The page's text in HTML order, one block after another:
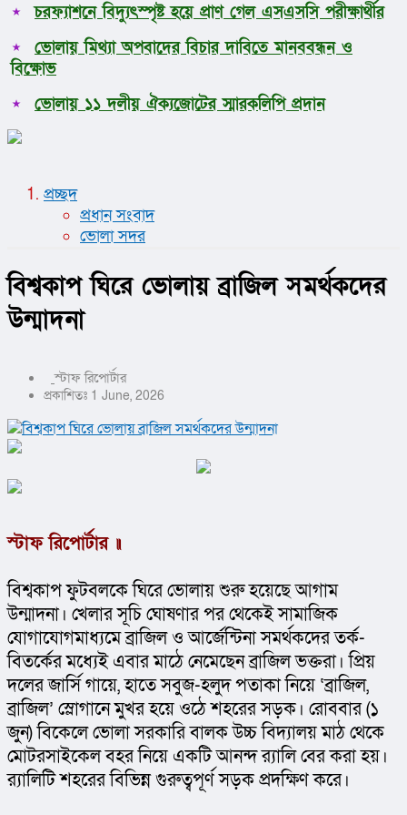
খেলাধুলা
ক্রিকেট
ফুটবল
ধর্ম
লাইফস্টাইল
শেয়ার বাজার
বিচিত্র সংবাদ
সাক্ষাৎকার
সড়ক দুর্ঘটনা
অপরাধ
চরফ্যাশনে বিদ্যুৎস্পৃষ্ট হয়ে প্রাণ গেল এসএসসি পরীক্ষার্থীর
ভোলায় মিথ্যা অপবাদের বিচার দাবিতে মানববন্ধন ও
বিক্ষোভ
ভোলায় ১১ দলীয় ঐক্যজোটের স্মারকলিপি প্রদান
প্রচ্ছদ
প্রধান সংবাদ
ভোলা সদর
বিশ্বকাপ ঘিরে ভোলায় ব্রাজিল সমর্থকদের
উন্মাদনা
স্টাফ রিপোর্টার
প্রকাশিতঃ 1 June, 2026
স্টাফ রিপোর্টার ॥
বিশ্বকাপ ফুটবলকে ঘিরে ভোলায় শুরু হয়েছে আগাম
উন্মাদনা। খেলার সূচি ঘোষণার পর থেকেই সামাজিক
যোগাযোগমাধ্যমে ব্রাজিল ও আর্জেন্টিনা সমর্থকদের তর্ক-
বিতর্কের মধ্যেই এবার মাঠে নেমেছেন ব্রাজিল ভক্তরা। প্রিয়
দলের জার্সি গায়ে, হাতে সবুজ-হলুদ পতাকা নিয়ে ‘ব্রাজিল,
ব্রাজিল’ স্লোগানে মুখর হয়ে ওঠে শহরের সড়ক। রোববার (১
জুন) বিকেলে ভোলা সরকারি বালক উচ্চ বিদ্যালয় মাঠ থেকে
মোটরসাইকেল বহর নিয়ে একটি আনন্দ র‌্যালি বের করা হয়।
র‌্যালিটি শহরের বিভিন্ন গুরুত্বপূর্ণ সড়ক প্রদক্ষিণ করে।